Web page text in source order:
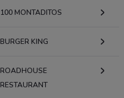
100 MONTADITOS
BURGER KING
ROADHOUSE
RESTAURANT